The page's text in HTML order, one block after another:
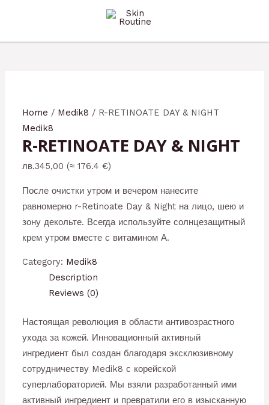
Home / Medik8 / R-RETINOATE DAY & NIGHT
Medik8
R-RETINOATE DAY & NIGHT
лв.345,00 (≈ 176.4 €)
После очистки утром и вечером нанесите
равномерно r-Retinoate Day & Night на лицо, шею и
зону декольте. Всегда используйте солнцезащитный
крем утром вместе с витамином А.
Category: Medik8
Description
Reviews (0)
Настоящая революция в области антивозрастного
ухода за кожей. Инновационный активный
ингредиент был создан благодаря эксклюзивному
сотрудничеству Medik8 с корейской
суперлабораторией. Мы взяли разработанный ими
активный ингредиент и превратили его в изысканную